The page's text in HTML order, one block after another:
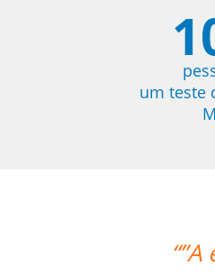
um teste
Mei foi